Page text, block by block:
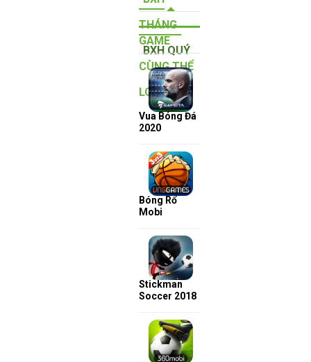
THÁNG
BXH QUÝ
GAME
CÙNG THỂ
LOẠI
Vua Bóng Đá
2020
Bóng Rổ
Mobi
Stickman
Soccer 2018